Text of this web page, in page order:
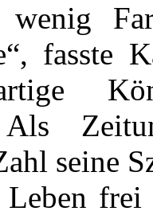
wenig
fasste
Als
seine
frei